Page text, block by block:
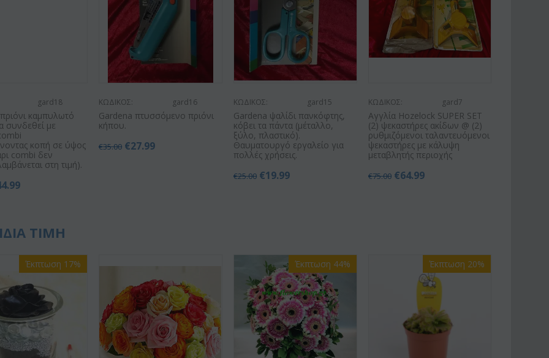
gard18
καμπυλωτό
συνδεθεί με
κοπή σε ύψος
combi δεν
στη τιμή).
ΚΩΔΙΚΟΣ: gard16
Gardena πτυσσόμενο πριόνι
κήπου.
€35.00 €27.99
ΚΩΔΙΚΟΣ: gard15
Gardena ψαλίδι πανκόφτης,
κόβει τα πάντα (μέταλλο,
ξύλο, πλαστικό).
Θαυματουργό εργαλείο για
πολλές χρήσεις.
€25.00 €19.99
ΚΩΔΙΚΟΣ: gard7
Αγγλία Hozelock SUPER SET
(2) ψεκαστήρες ακίδων @ (2)
ρυθμιζόμενοι ταλαντευόμενοι
ψεκαστήρες με κάλυψη
μεταβλητής περιοχής
€75.00 €64.99
ΤΙΜΗ
Έκπτωση 17% Έκπτωση 44% Έκπτωση 20%